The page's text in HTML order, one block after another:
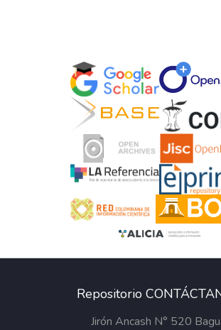
Repositorio
Jirón Ancash N° 520